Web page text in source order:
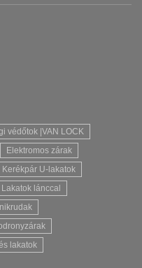
védőtok |VAN LOCK
Elektromos zárak
Kerékpár U-lakatok
Lakatok lánccal
lakatok